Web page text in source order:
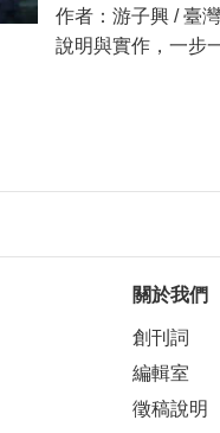
作者：游子興 / 臺
說明與實作，一步
關於我們
創刊詞
編輯室
徵稿說明